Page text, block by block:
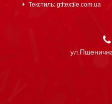
Текстиль: gtltextile.com.ua